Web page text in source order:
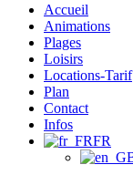
Menu
Accueil
Animations
Plages
Loisirs
Locations-Tarif
Plan
Contact
Infos
FR